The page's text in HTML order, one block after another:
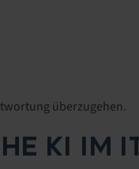
überzugehen.
KI IM